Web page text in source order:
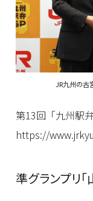
JR九州の古
第13回「九州駅
https://
準グランプリ